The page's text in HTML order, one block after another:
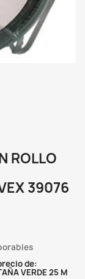
ROLLO
39076
de:
VERDE 25 M